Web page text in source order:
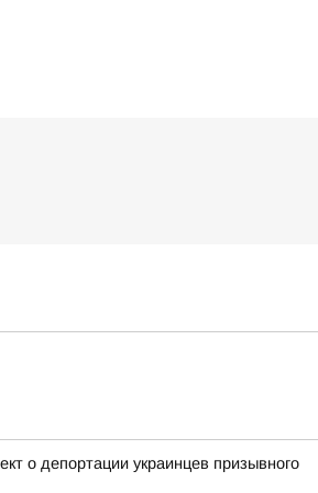
о депортации украинцев призывного